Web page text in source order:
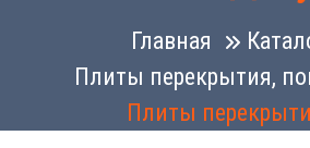
Главная
Плиты перекрытия,
Плиты